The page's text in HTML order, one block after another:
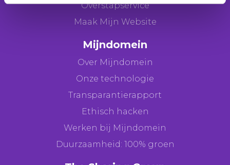
Overstapservice
Maak Mijn Website
Mijndomein
Over Mijndomein
Onze technologie
Transparantierapport
Ethisch hacken
Werken bij Mijndomein
Duurzaamheid: 100% groen